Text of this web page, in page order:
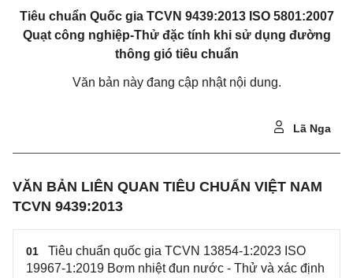
Tiêu chuẩn Quốc gia TCVN 9439:2013 ISO 5801:2007
Quạt công nghiệp-Thử đặc tính khi sử dụng đường
thông gió tiêu chuẩn
Văn bản này đang cập nhật nội dung.
Lã Nga
VĂN BẢN LIÊN QUAN TIÊU CHUẨN VIỆT NAM
TCVN 9439:2013
01
Tiêu chuẩn quốc gia TCVN 13854-1:2023 ISO
19967-1:2019 Bơm nhiệt đun nước - Thử và xác định